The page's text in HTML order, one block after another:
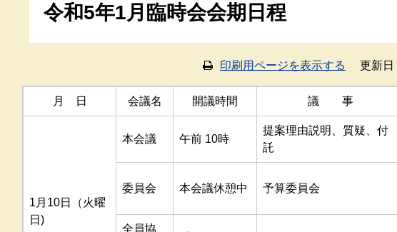
令和5年1月臨時会会期日程
印刷用ページを表示する 更新日
月 日 会議名 開議時間 議 事
1月10日（火曜
日)
本会議 午前 10時
提案理由説明、質疑、付
託
委員会 本会議休憩中 予算委員会
全員協